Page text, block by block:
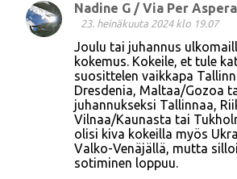
Nadine G / Via Per
23. heinäkuuta 2024 klo 19.07
Joulu tai juhannus
kokemus. Kokeile, et tule
suosittelen vaikkapa
Dresdenia, Maltaa/Gozoa
juhannukseksi Tallinnaa,
Vilnaa/Kaunasta tai
olisi kiva kokeilla myös
Valko-Venäjällä, mutta
sotiminen loppuu.